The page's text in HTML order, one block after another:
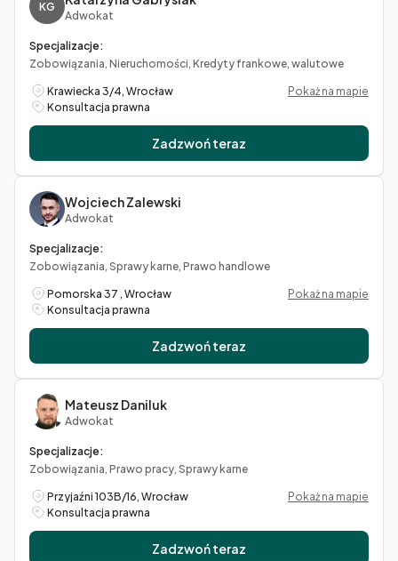
KG
Adwokat
Specjalizacje:
Zobowiązania, Nieruchomości, Kredyty frankowe, walutowe
Krawiecka 3/4, Wrocław
Pokaż na mapie
Konsultacja prawna
Zadzwoń teraz
Wojciech Zalewski
Adwokat
Specjalizacje:
Zobowiązania, Sprawy karne, Prawo handlowe
Pomorska 37 , Wrocław
Pokaż na mapie
Konsultacja prawna
Zadzwoń teraz
Mateusz Daniluk
Adwokat
Specjalizacje:
Zobowiązania, Prawo pracy, Sprawy karne
Przyjaźni 103B/16, Wrocław
Pokaż na mapie
Konsultacja prawna
Zadzwoń teraz